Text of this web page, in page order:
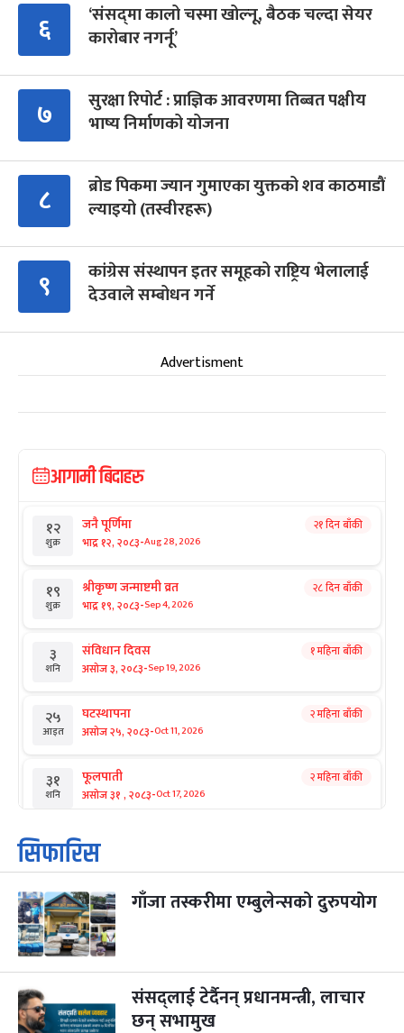
६
‘संसद्‍मा कालो चस्मा खोल्नू, बैठक चल्दा सेयर
कारोबार नगर्नू’
७
सुरक्षा रिपोर्ट : प्राज्ञिक आवरणमा तिब्बत पक्षीय
भाष्य निर्माणको योजना
८
ब्रोड पिकमा ज्यान गुमाएका युक्तको शव काठमाडौं
ल्याइयो (तस्वीरहरू)
९
कांग्रेस संस्थापन इतर समूहको राष्ट्रिय भेलालाई
देउवाले सम्बोधन गर्ने
Advertisment
आगामी बिदाहरु
१२
शुक्र
जनै पूर्णिमा
भाद्र १२, २०८३-Aug 28, 2026
२१ दिन बाँकी
१९
शुक्र
श्रीकृष्ण जन्माष्टमी व्रत
भाद्र १९, २०८३-Sep 4, 2026
२८ दिन बाँकी
३
शनि
संविधान दिवस
असोज ३, २०८३-Sep 19, 2026
१ महिना बाँकी
२५
आइत
घटस्थापना
असोज २५, २०८३-Oct 11, 2026
२ महिना बाँकी
३१
शनि
फूलपाती
असोज ३१ , २०८३-Oct 17, 2026
२ महिना बाँकी
१
आइत
कार्तिक सङ्क्रान्ति
कार्तिक १, २०८३
३
मंगल
महानवमी
कार्तिक ३, २०८३
२ महिना बाँकी
४
कार्तिक ४, २०८३ Oct 21, 2026
सिफारिस
गाँजा तस्करीमा एम्बुलेन्सको दुरुपयोग
संसद्लाई टेर्दैनन् प्रधानमन्त्री, लाचार
छन् सभामुख